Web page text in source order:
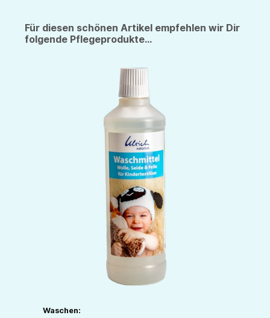
Für diesen schönen Artikel empfehlen wir Dir
folgende Pflegeprodukte...
Waschen: